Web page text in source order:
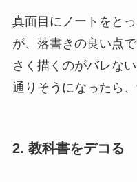
真面目にノートをと
が、落書きの良い点
さく描くのがバレな
通りそうになったら
2. 教科書をデコる